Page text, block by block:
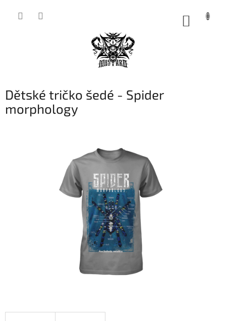
Dětské tričko šedé - Spider
morphology